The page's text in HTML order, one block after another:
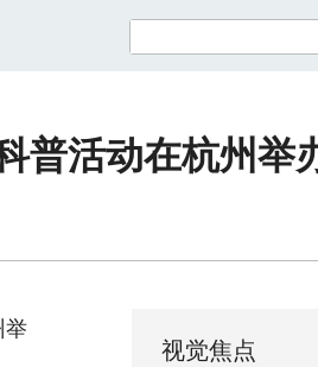
普活动在杭州举
举
视觉焦点